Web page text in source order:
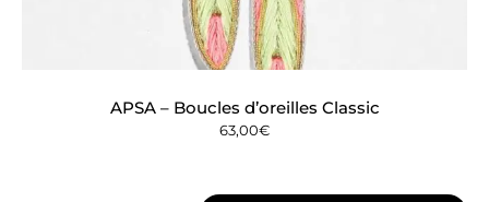
APSA – Boucles d’oreilles Classic
63,00€